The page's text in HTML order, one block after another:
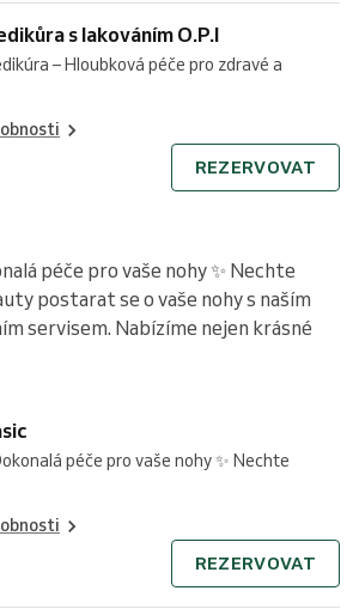
s lakováním O.P.I
– Hloubková péče pro zdravé a
REZERVOVAT
péče pro vaše nohy ✨ Nechte
postarat se o vaše nohy s naším
servisem. Nabízíme nejen krásné
péče pro vaše nohy ✨ Nechte
REZERVOVAT